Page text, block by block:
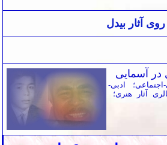
آثار بیدل
در آسمایی
ادبی-
آثار هنری؛